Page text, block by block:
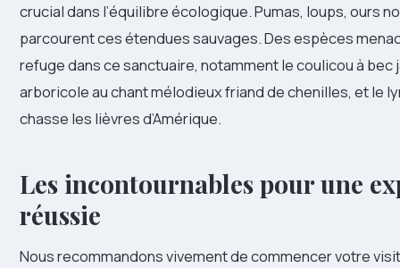
crucial dans l’équilibre écologique. Pumas, loups, ours
parcourent ces étendues sauvages. Des espèces
refuge dans ce sanctuaire, notamment le coulicou à bec
arboricole au chant mélodieux friand de chenilles, et le
chasse les lièvres d’Amérique.
Les incontournables pour une
réussie
Nous recommandons vivement de commencer votre